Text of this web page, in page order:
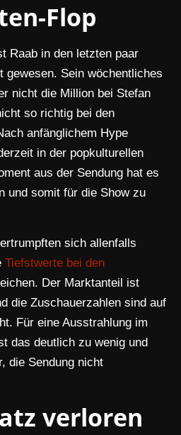
Flop
Raab in den letzten paar
gewesen. Sein wöchentliches
nicht die Million bei Stefan
so richtig bei den
anfänglichem Hype
in der popkulturellen
aus der Sendung hat es
und somit für die Show zu
sich allenfalls
Tiefstwerte bei den
Der Marktanteil ist
die Zuschauerzahlen sind auf
Für eine Ausstrahlung im
das deutlich zu wenig und
die Sendung nicht
verloren